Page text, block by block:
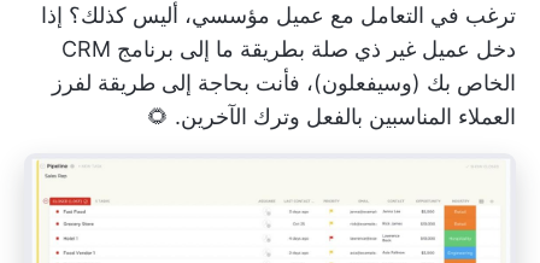
ترغب في التعامل مع عميل مؤسسي، أليس كذلك؟ إذا
دخل عميل غير ذي صلة بطريقة ما إلى برنامج CRM
الخاص بك (وسيفعلون)، فأنت بحاجة إلى طريقة لفرز
العملاء المناسبين بالفعل وترك الآخرين. 🌻